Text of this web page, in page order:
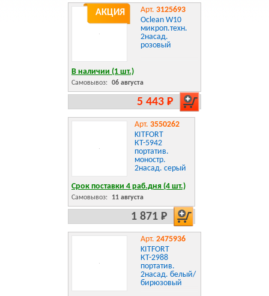
АКЦИЯ Арт. 3125693
Oclean W10
микроп.техн.
2насад.
розовый
В наличии (1 шт.)
Самовывоз: 06 августа
5 443 Р
Арт. 3550262
KITFORT
КТ-5942
портатив.
моностр.
2насад. серый
Срок поставки 4 раб.дня (4 шт.)
Самовывоз: 11 августа
1 871 Р
Арт. 2475936
KITFORT
КТ-2988
портатив.
2насад. белый/
бирюзовый